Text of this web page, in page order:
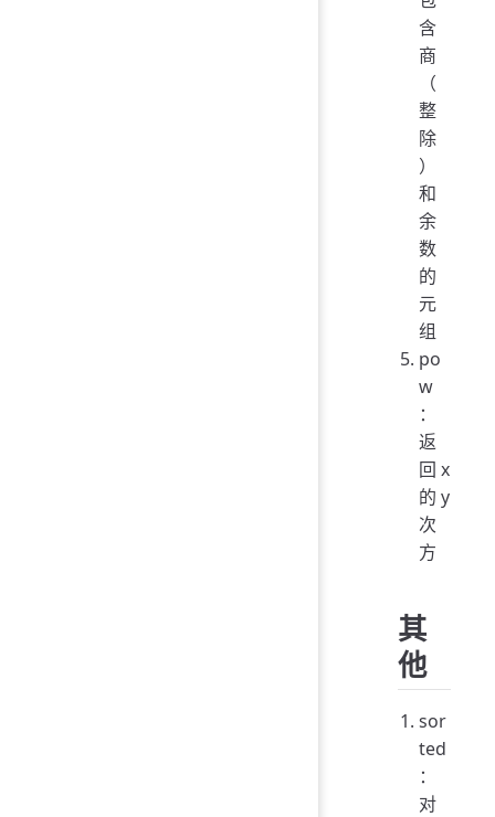
含
商
（
整
除
）
和
余
数
的
元
组
po
w
：
返
回 x
的 y
次
方
其
他
sor
ted
：
对